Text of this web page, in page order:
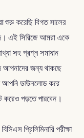
করেছি বিগত সালের
এই সিরিজে আমরা একে
সহ প্রশ্ন সমাধান
আপনাদের জন্য থাকছে
আপনি ডাউনলোড করে
করেও পড়তে পারবেন।
প্রিলিমিনারি পরীক্ষা